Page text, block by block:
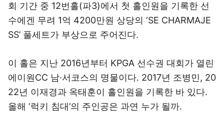
회 기간 중 12번홀(파3)에서 첫 홀인원을 기록한 선
수에겐 무려 1억 4200만원 상당의 ‘SE CHARMAJE
SS’ 풀세트가 부상으로 주어진다.
이 홀은 지난 2016년부터 KPGA 선수권 대회가 열린
에이원CC 남·서코스의 명물이다. 2017년 조병민, 20
22년 이재경과 옥태훈이 홀인원을 기록한 바 있다.
올해 ‘럭키 침대’의 주인공은 과연 누가 될까.